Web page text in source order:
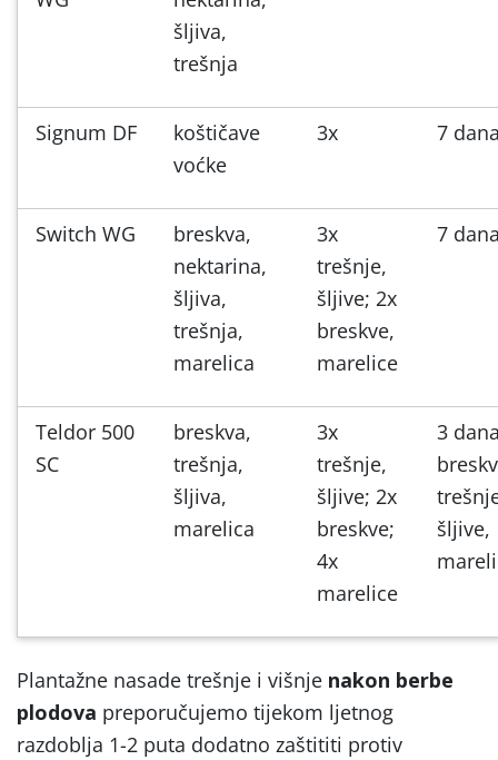
šljiva,
trešnja
Signum DF
koštičave
voćke
3x 7
Switch WG
breskva,
nektarina,
šljiva,
trešnja,
marelica
3x
trešnje,
šljive; 2x
breskve,
marelice
7
Teldor 500
SC
breskva,
trešnja,
šljiva,
marelica
3x
trešnje,
šljive; 2x
breskve;
4x
marelice
3
šljive,
Plantažne nasade trešnje i višnje nakon berbe
plodova preporučujemo tijekom ljetnog
razdoblja 1-2 puta dodatno zaštititi protiv